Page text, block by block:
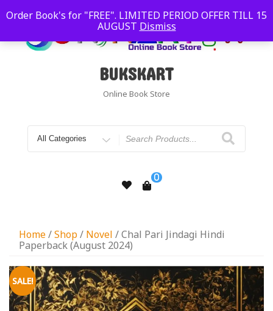
Order Book's for "FREE". LIMITED PERIOD OFFER TILL 15
AUGUST Dismiss
BUKSKART
Online Book Store
0
Home/Shop/ Novel / Chal Pari Jindagi Hindi
Paperback (August 2024)
SALE!